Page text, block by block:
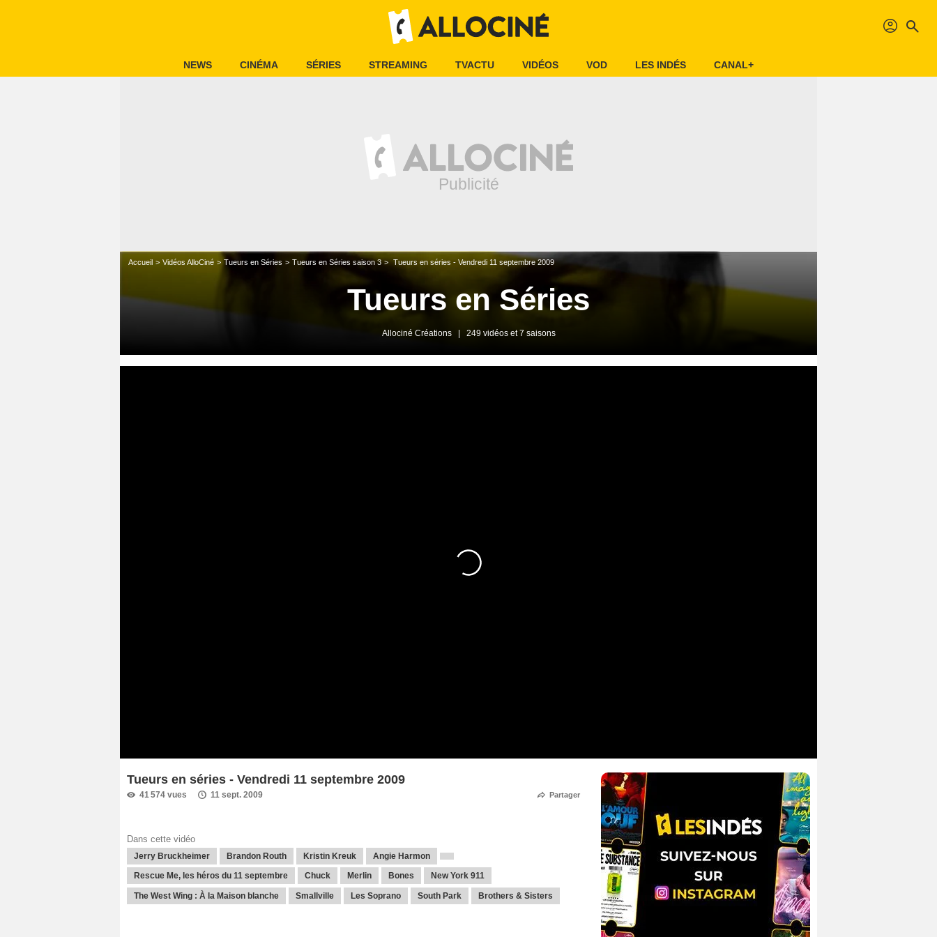
profil search
NEWS CINÉMA SÉRIES STREAMING TVACTU VIDÉOS VOD LES INDÉS CANAL+
Accueil Vidéos AlloCiné Tueurs en Séries Tueurs en Séries saison 3 Tueurs en séries - Vendredi 11 septembre 2009
Tueurs en Séries
Allociné Créations 249 vidéos et 7 saisons
Tueurs en séries - Vendredi 11 septembre 2009
41 574 vues 11 sept. 2009 Partager
Dans cette vidéo
Jerry Bruckheimer Brandon Routh Kristin Kreuk Angie Harmon
Rescue Me, les héros du 11 septembre Chuck Merlin Bones New York 911
The West Wing : À la Maison blanche Smallville Les Soprano South Park Brothers & Sisters